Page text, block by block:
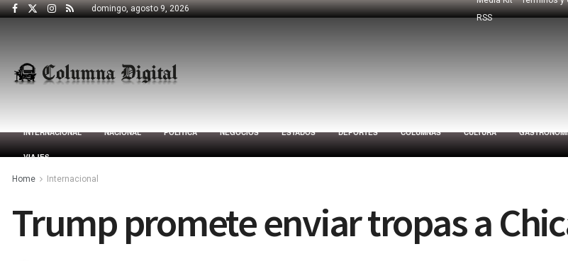
domingo, agosto 9, 2026
RSS
INTERNACIONAL NACIONAL POLÍTICA NEGOCIOS ESTADOS DEPORTES COLUMNAS CULTURA
VIAJES
Home Internacional
Trump promete enviar tropas a